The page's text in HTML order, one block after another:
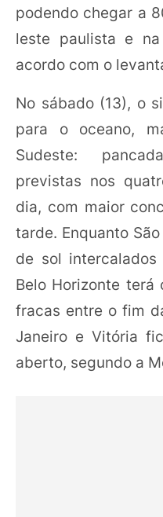
podendo chegar a
leste paulista e
acordo com o
No sábado (13), o
para o oceano,
Sudeste:
previstas nos
dia, com maior
tarde. Enquanto
de sol
Belo Horizonte terá
fracas entre o fim
Janeiro e Vitória
aberto, segundo a